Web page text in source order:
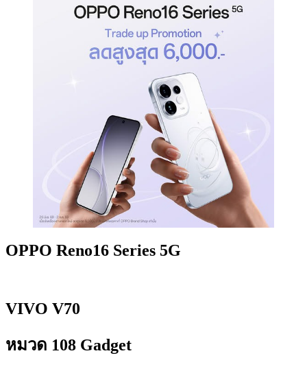
OPPO Reno16 Series 5G
VIVO V70
หมวด 108 Gadget